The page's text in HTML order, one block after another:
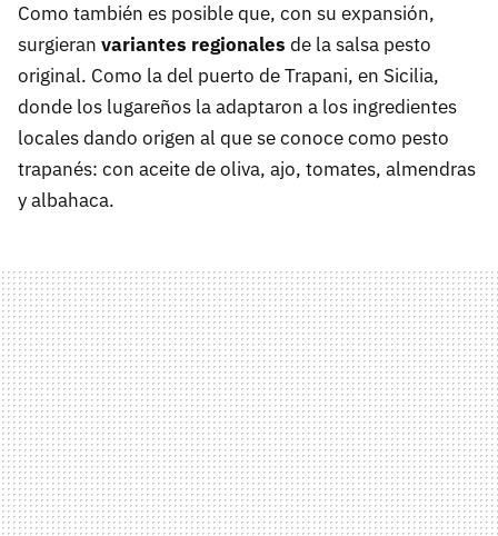
Como también es posible que, con su expansión,
surgieran variantes regionales de la salsa pesto
original. Como la del puerto de Trapani, en Sicilia,
donde los lugareños la adaptaron a los ingredientes
locales dando origen al que se conoce como pesto
trapanés: con aceite de oliva, ajo, tomates, almendras
y albahaca.